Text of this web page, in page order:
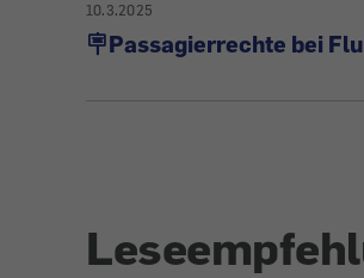
10.3.2025
🪧Passagierrechte bei